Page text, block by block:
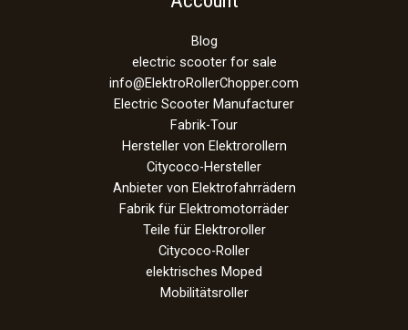
Blog
electric scooter for sale
info@ElektroRollerChopper.com
Electric Scooter Manufacturer
Fabrik-Tour
Hersteller von Elektrorollern
Citycoco-Hersteller
Anbieter von Elektrofahrrädern
Fabrik für Elektromotorräder
Teile für Elektroroller
Citycoco-Roller
elektrisches Moped
Mobilitätsroller